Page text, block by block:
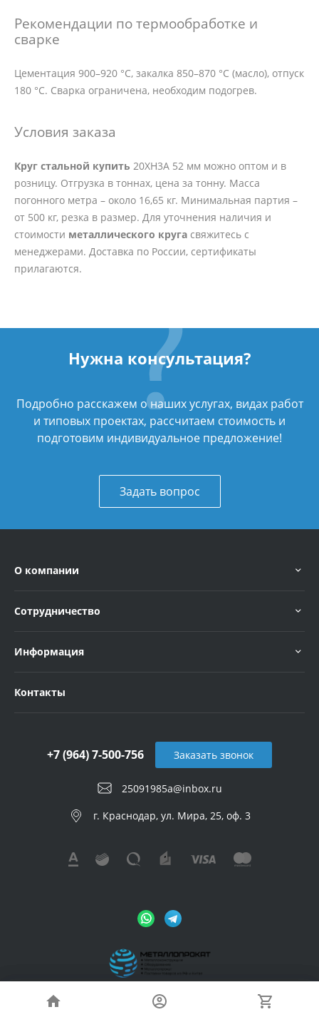
Рекомендации по термообработке и
сварке
Цементация 900–920 °C, закалка 850–870 °C (масло), отпуск
180 °C. Сварка ограничена, необходим подогрев.
Условия заказа
Круг стальной купить 20ХН3А 52 мм можно оптом и в
розницу. Отгрузка в тоннах, цена за тонну. Масса
погонного метра – около 16,65 кг. Минимальная партия –
от 500 кг, резка в размер. Для уточнения наличия и
стоимости металлического круга свяжитесь с
менеджерами. Доставка по России, сертификаты
прилагаются.
Нужна консультация?
Подробно расскажем о наших услугах, видах работ
и типовых проектах, рассчитаем стоимость и
подготовим индивидуальное предложение!
Задать вопрос
О компании
Сотрудничество
Информация
Контакты
25091985a@inbox.ru
+7 (964) 7-500-756
г. Краснодар, ул. Мира, 25, оф. 3
Заказать звонок
© 2026 Metalloprokat, Все права защищены